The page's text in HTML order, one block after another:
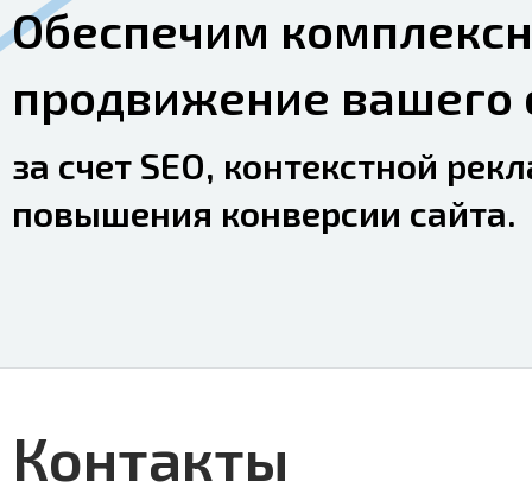
Обеспечим
продвижение вашего
за счет SEO, контекстной
повышения конверсии сайта.
Контакты